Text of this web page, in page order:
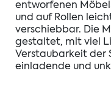
entworfenen
und auf Rollen
verschiebbar. Die
gestaltet, mit viel
Verstaubarkeit der
einladende und